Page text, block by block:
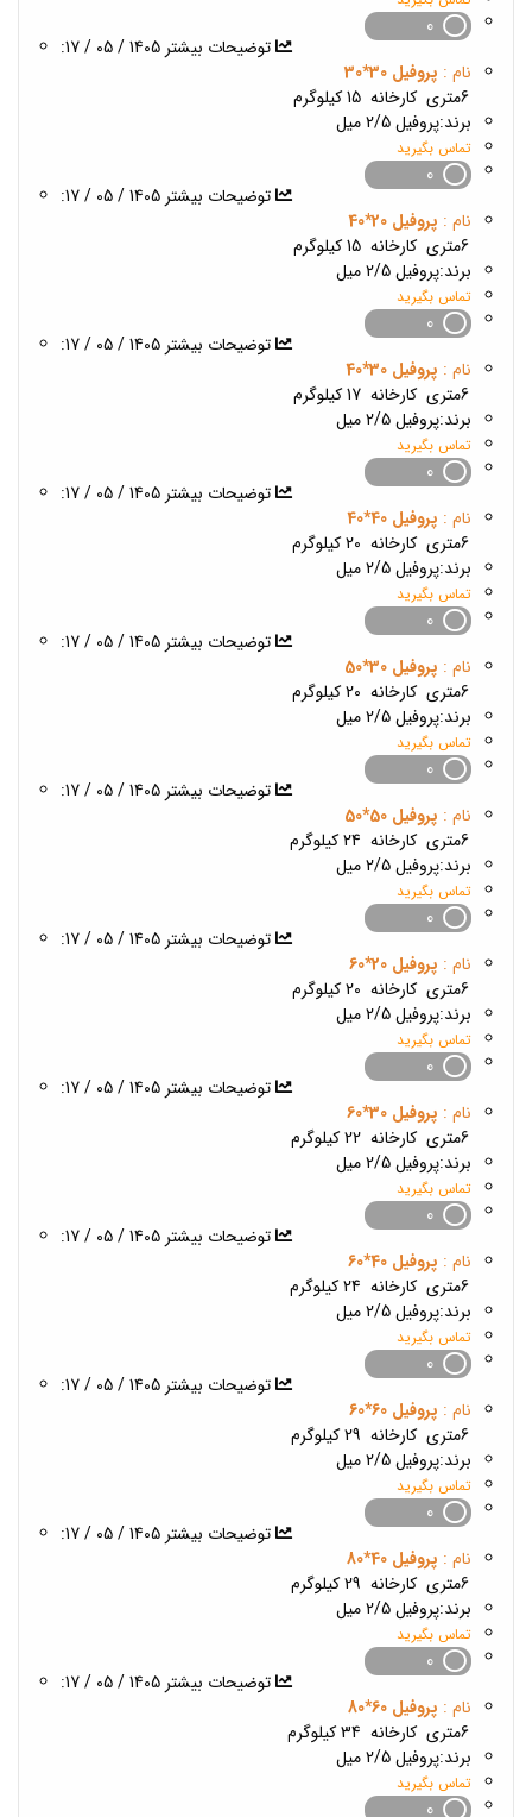
:توضیحات بیشتر
نام : پروفیل 30*30
6متری
کارخانه 15 کیلوگرم
برند:پروفیل 2/5 میل
تماس بگیرید
:توضیحات بیشتر
نام : پروفیل 20*40
6متری
کارخانه 15 کیلوگرم
برند:پروفیل 2/5 میل
تماس بگیرید
:توضیحات بیشتر
نام : پروفیل 30*40
6متری
کارخانه 17 کیلوگرم
برند:پروفیل 2/5 میل
تماس بگیرید
:توضیحات بیشتر
نام : پروفیل 40*40
6متری
کارخانه 20 کیلوگرم
برند:پروفیل 2/5 میل
تماس بگیرید
:توضیحات بیشتر
نام : پروفیل 30*50
6متری
کارخانه 20 کیلوگرم
برند:پروفیل 2/5 میل
تماس بگیرید
:توضیحات بیشتر
نام : پروفیل 50*50
6متری
کارخانه 24 کیلوگرم
برند:پروفیل 2/5 میل
تماس بگیرید
:توضیحات بیشتر
نام : پروفیل 20*60
6متری
کارخانه 20 کیلوگرم
برند:پروفیل 2/5 میل
تماس بگیرید
:توضیحات بیشتر
نام : پروفیل 30*60
6متری
کارخانه 22 کیلوگرم
برند:پروفیل 2/5 میل
تماس بگیرید
:توضیحات بیشتر
نام : پروفیل 40*60
6متری
کارخانه 24 کیلوگرم
برند:پروفیل 2/5 میل
تماس بگیرید
:توضیحات بیشتر
نام : پروفیل 60*60
6متری
کارخانه 29 کیلوگرم
برند:پروفیل 2/5 میل
تماس بگیرید
:توضیحات بیشتر
نام : پروفیل 40*80
6متری
کارخانه 29 کیلوگرم
برند:پروفیل 2/5 میل
تماس بگیرید
:توضیحات بیشتر
نام : پروفیل 60*80
6متری
کارخانه 34 کیلوگرم
برند:پروفیل 2/5 میل
تماس بگیرید